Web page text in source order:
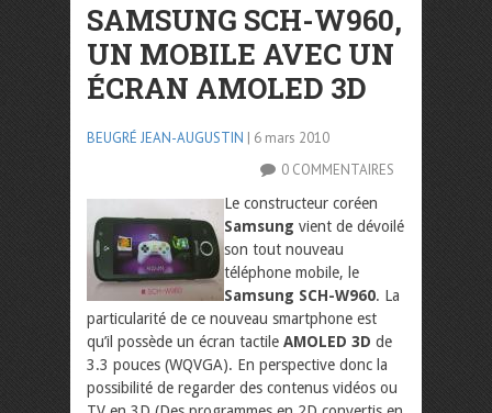
SAMSUNG SCH-W960,
UN MOBILE AVEC UN
ÉCRAN AMOLED 3D
BEUGRÉ JEAN-AUGUSTIN | 6 mars 2010
0 COMMENTAIRES
Le constructeur coréen
Samsung vient de dévoilé
son tout nouveau
téléphone mobile, le
Samsung SCH-W960. La
particularité de ce nouveau smartphone est
qu’il possède un écran tactile AMOLED 3D de
3.3 pouces (WQVGA). En perspective donc la
possibilité de regarder des contenus vidéos ou